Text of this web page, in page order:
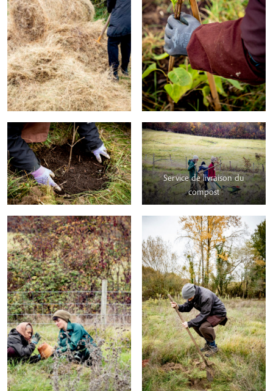
Service de livraison du
compost